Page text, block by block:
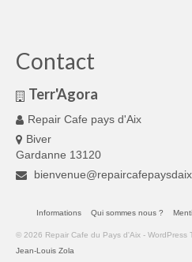
Contact
Terr'Agora
Repair Cafe pays d'Aix
Biver
Gardanne 13120
Informations Qui sommes nous ?
© 2026 Repair Cafe du Pays d'Aix - WordPress
Jean-Louis Zola